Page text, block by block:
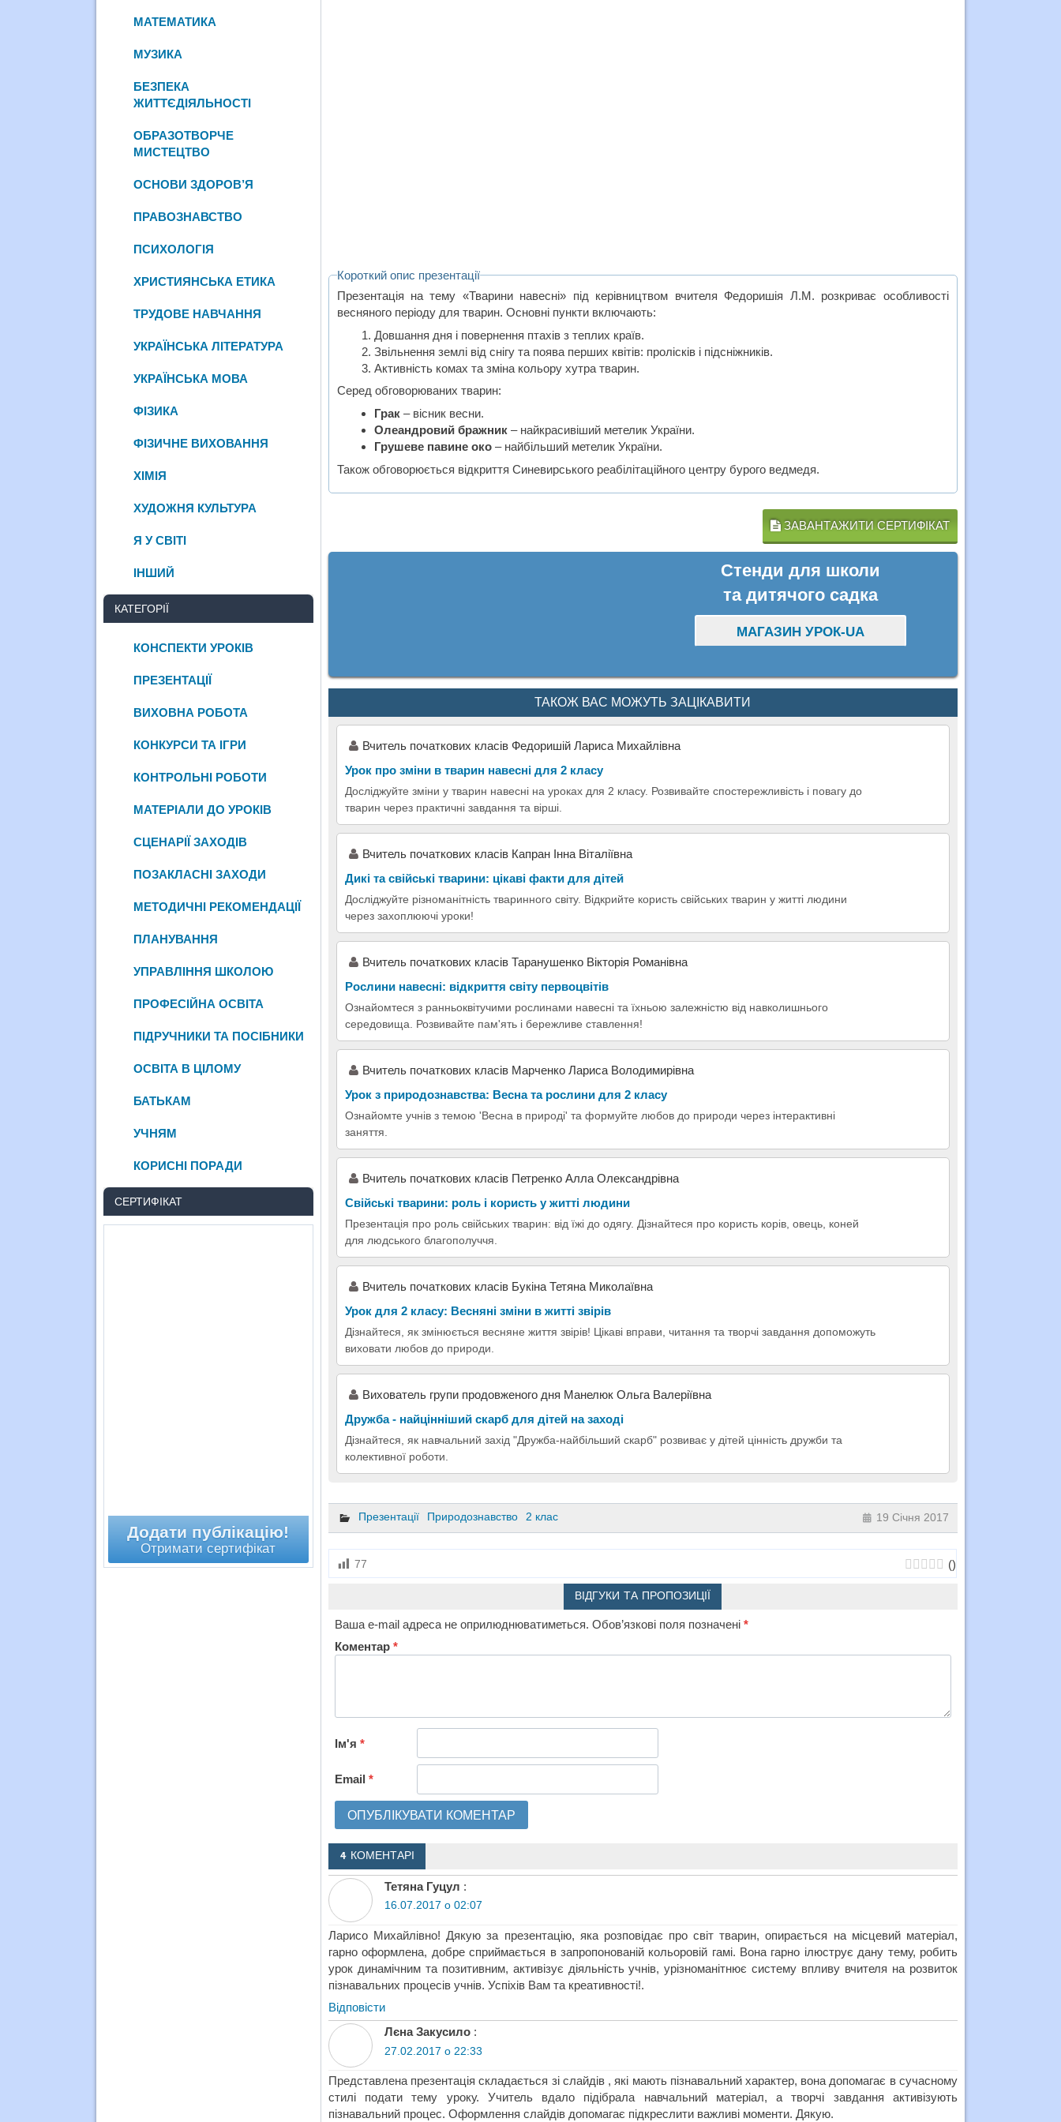
Короткий опис презентації
Презентація на тему «Тварини навесні» під керівництвом вчителя Федоришія Л.М. розкриває особливості
весняного періоду для тварин. Основні пункти включають:
Довшання дня і повернення птахів з теплих країв.
Звільнення землі від снігу та поява перших квітів: пролісків і підсніжників.
Активність комах та зміна кольору хутра тварин.
Серед обговорюваних тварин:
Грак – вісник весни.
Олеандровий бражник – найкрасивіший метелик України.
Грушеве павине око – найбільший метелик України.
Також обговорюється відкриття Синевирського реабілітаційного центру бурого ведмедя.
ЗАВАНТАЖИТИ СЕРТИФІКАТ
Стенди для школи
та дитячого садка
МАГАЗИН УРОК-UA
ТАКОЖ ВАС МОЖУТЬ ЗАЦІКАВИТИ
Вчитель початкових класів Федоришій Лариса Михайлівна
Урок про зміни в тварин навесні для 2 класу
Досліджуйте зміни у тварин навесні на уроках для 2 класу. Розвивайте спостережливість і повагу до
тварин через практичні завдання та вірші.
Вчитель початкових класів Капран Інна Віталіївна
Дикі та свійські тварини: цікаві факти для дітей
Досліджуйте різноманітність тваринного світу. Відкрийте користь свійських тварин у житті людини
через захоплюючі уроки!
Вчитель початкових класів Таранушенко Вікторія Романівна
Рослини навесні: відкриття світу первоцвітів
Ознайомтеся з ранньоквітучими рослинами навесні та їхньою залежністю від навколишнього
середовища. Розвивайте пам'ять і бережливе ставлення!
Вчитель початкових класів Марченко Лариса Володимирівна
Урок з природознавства: Весна та рослини для 2 класу
Ознайомте учнів з темою 'Весна в природі' та формуйте любов до природи через інтерактивні
заняття.
Вчитель початкових класів Петренко Алла Олександрівна
Свійські тварини: роль і користь у житті людини
Презентація про роль свійських тварин: від їжі до одягу. Дізнайтеся про користь корів, овець, коней
для людського благополуччя.
Вчитель початкових класів Букіна Тетяна Миколаївна
Урок для 2 класу: Весняні зміни в житті звірів
Дізнайтеся, як змінюється весняне життя звірів! Цікаві вправи, читання та творчі завдання допоможуть
виховати любов до природи.
Вихователь групи продовженого дня Манелюк Ольга Валеріївна
Дружба - найцінніший скарб для дітей на заході
Дізнайтеся, як навчальний захід "Дружба-найбільший скарб" розвиває у дітей цінність дружби та
колективної роботи.
Презентації Природознавство 2 клас 19 Січня 2017
77 ()
ВІДГУКИ ТА ПРОПОЗИЦІЇ
Ваша e-mail адреса не оприлюднюватиметься. Обов’язкові поля позначені *
Коментар *
Ім'я *
Email *
4 КОМЕНТАРІ
Тетяна Гуцул :
16.07.2017 о 02:07
Ларисо Михайлівно! Дякую за презентацію, яка розповідає про світ тварин, опирається на місцевий матеріал,
гарно оформлена, добре сприймається в запропонованій кольоровій гамі. Вона гарно ілюструє дану тему, робить
урок динамічним та позитивним, активізує діяльність учнів, урізноманітнює систему впливу вчителя на розвиток
пізнавальних процесів учнів. Успіхів Вам та креативності!.
Відповіcти
Лєна Закусило :
27.02.2017 о 22:33
Представлена презентація складається зі слайдів , які мають пізнавальний характер, вона допомагає в сучасному
стилі подати тему уроку. Учитель вдало підібрала навчальний матеріал, а творчі завдання активізують
пізнавальний процес. Оформлення слайдів допомагає підкреслити важливі моменти. Дякую.
МАТЕМАТИКА
МУЗИКА
БЕЗПЕКА
ЖИТТЄДІЯЛЬНОСТІ
ОБРАЗОТВОРЧЕ
МИСТЕЦТВО
ОСНОВИ ЗДОРОВ’Я
ПРАВОЗНАВСТВО
ПСИХОЛОГІЯ
ХРИСТИЯНСЬКА ЕТИКА
ТРУДОВЕ НАВЧАННЯ
УКРАЇНСЬКА ЛІТЕРАТУРА
УКРАЇНСЬКА МОВА
ФІЗИКА
ФІЗИЧНЕ ВИХОВАННЯ
ХІМІЯ
ХУДОЖНЯ КУЛЬТУРА
Я У СВІТІ
ІНШИЙ
КАТЕГОРІЇ
КОНСПЕКТИ УРОКІВ
ПРЕЗЕНТАЦІЇ
ВИХОВНА РОБОТА
КОНКУРСИ ТА ІГРИ
КОНТРОЛЬНІ РОБОТИ
МАТЕРІАЛИ ДО УРОКІВ
СЦЕНАРІЇ ЗАХОДІВ
ПОЗАКЛАСНІ ЗАХОДИ
МЕТОДИЧНІ РЕКОМЕНДАЦІЇ
ПЛАНУВАННЯ
УПРАВЛІННЯ ШКОЛОЮ
ПРОФЕСІЙНА ОСВІТА
ПІДРУЧНИКИ ТА ПОСІБНИКИ
ОСВІТА В ЦІЛОМУ
БАТЬКАМ
УЧНЯМ
КОРИСНІ ПОРАДИ
СЕРТИФІКАТ
Додати публікацію!
Отримати сертифікат